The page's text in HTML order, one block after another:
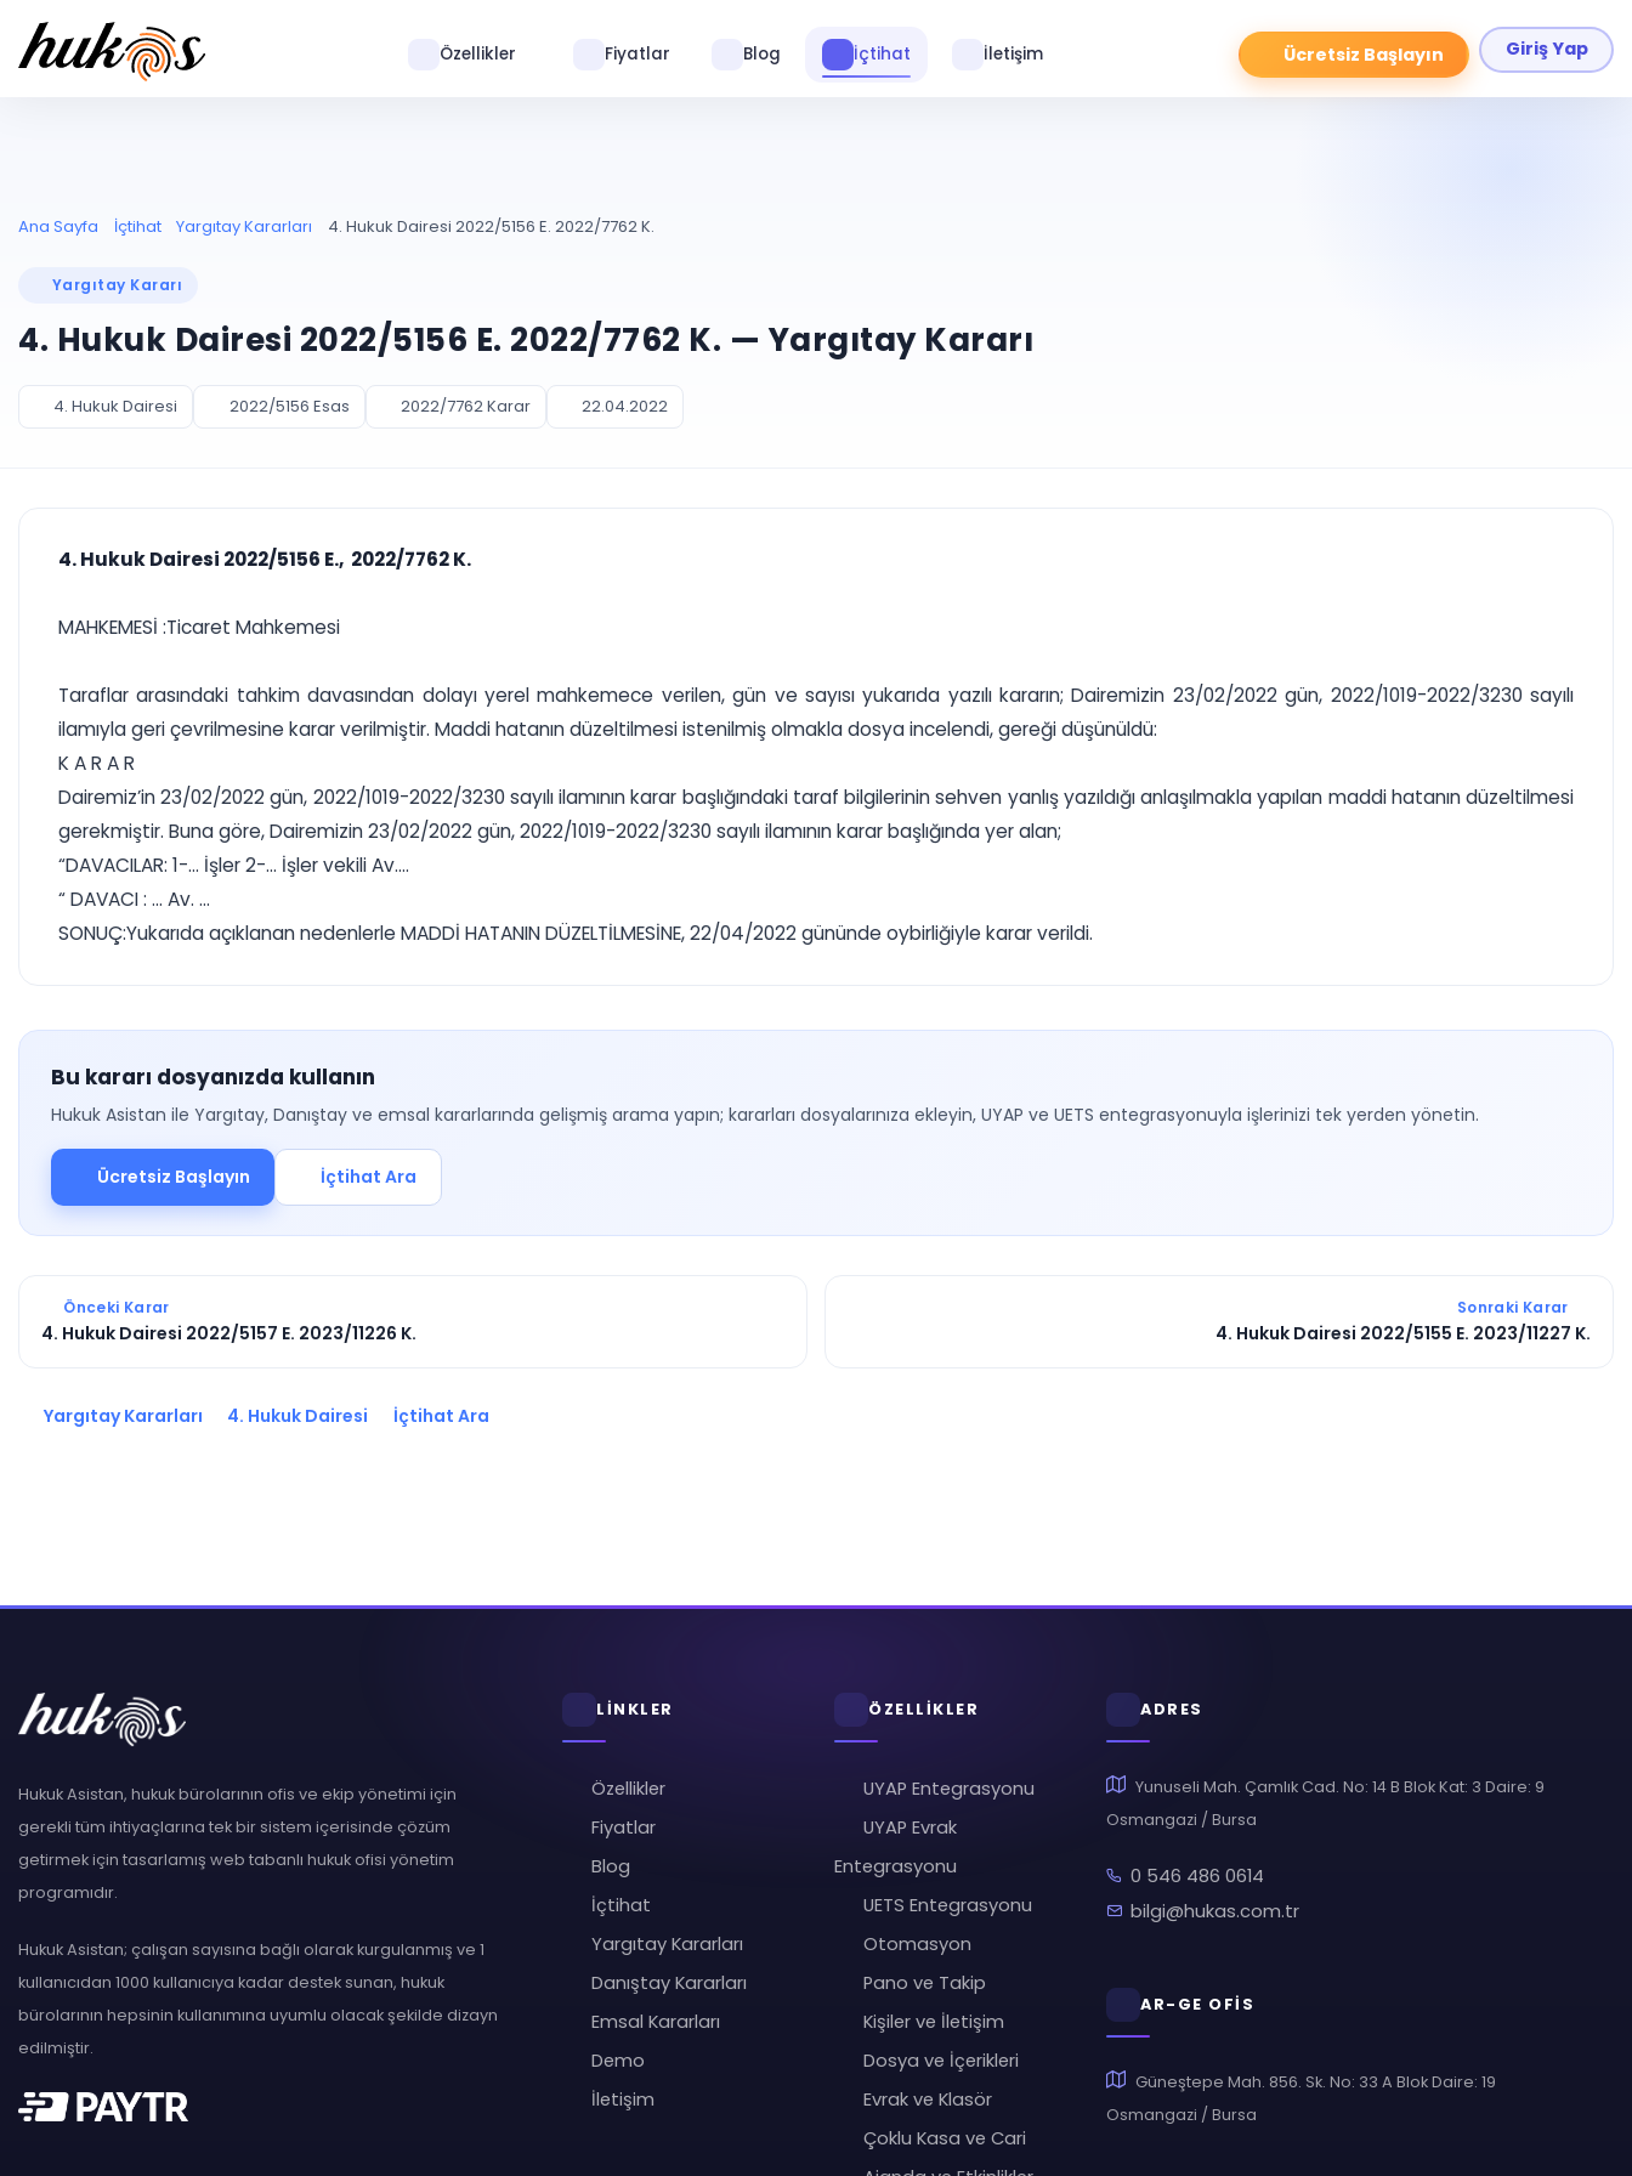
Ücretsiz Başlayın Giriş Yap
Özellikler Fiyatlar Blog İçtihat İletişim
Ana Sayfa İçtihat Yargıtay Kararları 4. Hukuk Dairesi 2022/5156 E. 2022/7762 K.
Yargıtay Kararı
4. Hukuk Dairesi 2022/5156 E. 2022/7762 K. — Yargıtay Kararı
4. Hukuk Dairesi 2022/5156 Esas 2022/7762 Karar 22.04.2022
4. Hukuk Dairesi 2022/5156 E., 2022/7762 K.
MAHKEMESİ :Ticaret Mahkemesi
Taraflar arasındaki tahkim davasından dolayı yerel mahkemece verilen, gün ve sayısı yukarıda yazılı kararın; Dairemizin 23/02/2022 gün, 2022/1019-2022/3230 sayılı
ilamıyla geri çevrilmesine karar verilmiştir. Maddi hatanın düzeltilmesi istenilmiş olmakla dosya incelendi, gereği düşünüldü:
K A R A R
Dairemiz’in 23/02/2022 gün, 2022/1019-2022/3230 sayılı ilamının karar başlığındaki taraf bilgilerinin sehven yanlış yazıldığı anlaşılmakla yapılan maddi hatanın düzeltilmesi
gerekmiştir. Buna göre, Dairemizin 23/02/2022 gün, 2022/1019-2022/3230 sayılı ilamının karar başlığında yer alan;
“DAVACILAR: 1-... İşler 2-... İşler vekili Av....
“ DAVACI : ... Av. ...
SONUÇ:Yukarıda açıklanan nedenlerle MADDİ HATANIN DÜZELTİLMESİNE, 22/04/2022 gününde oybirliğiyle karar verildi.
Bu kararı dosyanızda kullanın
Hukuk Asistan ile Yargıtay, Danıştay ve emsal kararlarında gelişmiş arama yapın; kararları dosyalarınıza ekleyin, UYAP ve UETS entegrasyonuyla işlerinizi tek yerden yönetin.
Ücretsiz Başlayın İçtihat Ara
Önceki Karar
4. Hukuk Dairesi 2022/5157 E. 2023/11226 K.
Sonraki Karar
4. Hukuk Dairesi 2022/5155 E. 2023/11227 K.
Yargıtay Kararları 4. Hukuk Dairesi İçtihat Ara
Hukuk Asistan, hukuk bürolarının ofis ve ekip yönetimi için
gerekli tüm ihtiyaçlarına tek bir sistem içerisinde çözüm
getirmek için tasarlamış web tabanlı hukuk ofisi yönetim
programıdır.
Hukuk Asistan; çalışan sayısına bağlı olarak kurgulanmış ve 1
kullanıcıdan 1000 kullanıcıya kadar destek sunan, hukuk
bürolarının hepsinin kullanımına uyumlu olacak şekilde dizayn
edilmiştir.
LİNKLER
Özellikler
Fiyatlar
Blog
İçtihat
Yargıtay Kararları
Danıştay Kararları
Emsal Kararları
Demo
İletişim
ÖZELLİKLER
UYAP Entegrasyonu
UYAP Evrak
Entegrasyonu
UETS Entegrasyonu
Otomasyon
Pano ve Takip
Kişiler ve İletişim
Dosya ve İçerikleri
Evrak ve Klasör
Çoklu Kasa ve Cari
ADRES
Yunuseli Mah. Çamlık Cad. No: 14 B Blok Kat: 3 Daire: 9
Osmangazi / Bursa
0 546 486 0614
bilgi@hukas.com.tr
AR-GE OFİS
Güneştepe Mah. 856. Sk. No: 33 A Blok Daire: 19
Osmangazi / Bursa